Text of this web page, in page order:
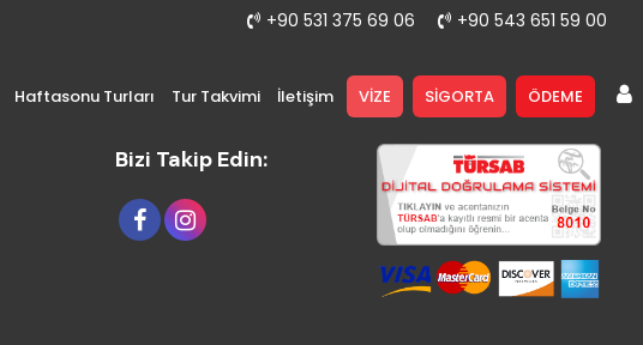
+90 531 375 69 06 +90 543 651 59 00
Haftasonu Turları Tur Takvimi İletişim VİZE SİGORTA ÖDEME
Bizi Takip Edin: